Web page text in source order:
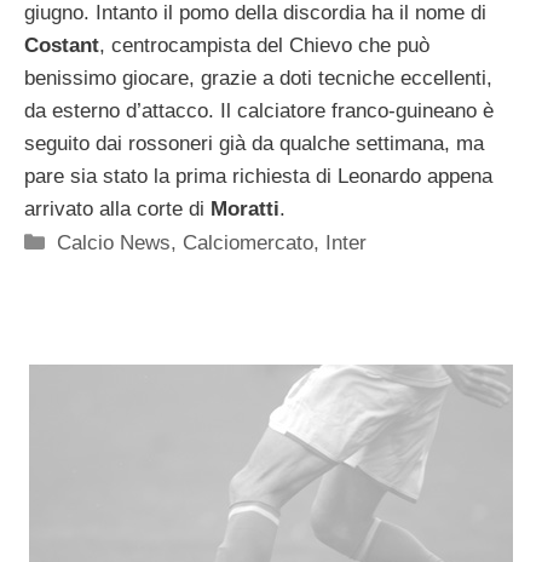
giugno. Intanto il pomo della discordia ha il nome di
Costant, centrocampista del Chievo che può
benissimo giocare, grazie a doti tecniche eccellenti,
da esterno d’attacco. Il calciatore franco-guineano è
seguito dai rossoneri già da qualche settimana, ma
pare sia stato la prima richiesta di Leonardo appena
arrivato alla corte di Moratti.
Categorie
Calcio News, Calciomercato, Inter